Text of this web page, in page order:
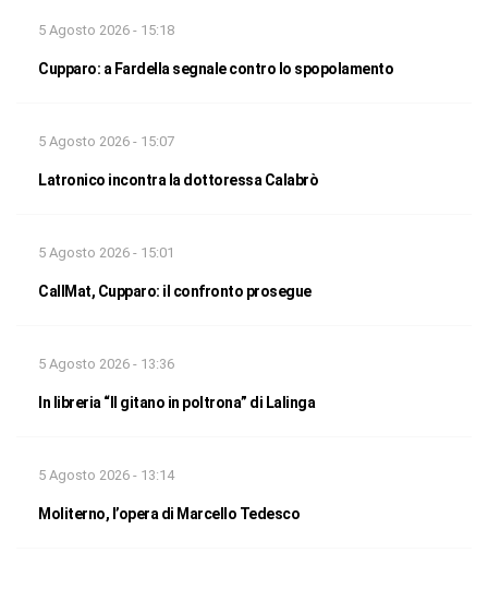
5 Agosto 2026 - 15:18
Cupparo: a Fardella segnale contro lo spopolamento
5 Agosto 2026 - 15:07
Latronico incontra la dottoressa Calabrò
5 Agosto 2026 - 15:01
CallMat, Cupparo: il confronto prosegue
5 Agosto 2026 - 13:36
In libreria “Il gitano in poltrona” di Lalinga
5 Agosto 2026 - 13:14
Moliterno, l’opera di Marcello Tedesco